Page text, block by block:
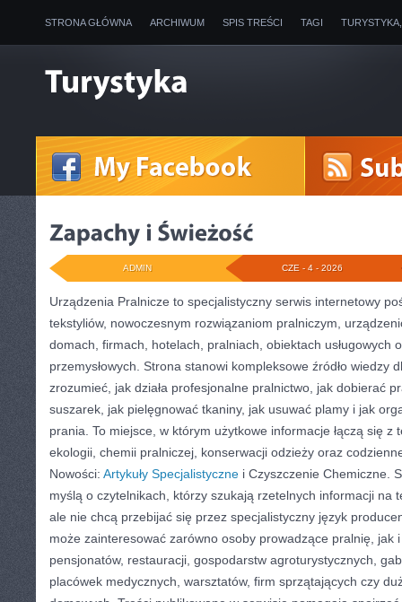
STRONA GŁÓWNA ARCHIWUM SPIS TREŚCI TAGI
CZE - 4 - 2026
ADMIN
Urządzenia Pralnicze to specjalistyczny serwis internetowy
tekstyliów, nowoczesnym rozwiązaniom pralniczym,
domach, firmach, hotelach, pralniach, obiektach usługowych
przemysłowych. Strona stanowi kompleksowe źródło wiedzy
zrozumieć, jak działa profesjonalne pralnictwo, jak dobierać
suszarek, jak pielęgnować tkaniny, jak usuwać plamy i jak
prania. To miejsce, w którym użytkowe informacje łączą się z
ekologii, chemii pralniczej, konserwacji odzieży oraz
Nowości: Artykuły Specjalistyczne i Czyszczenie Chemiczne.
myślą o czytelnikach, którzy szukają rzetelnych informacji na
ale nie chcą przebijać się przez specjalistyczny język
może zainteresować zarówno osoby prowadzące pralnię, jak i
pensjonatów, restauracji, gospodarstw agroturystycznych,
placówek medycznych, warsztatów, firm sprzątających czy